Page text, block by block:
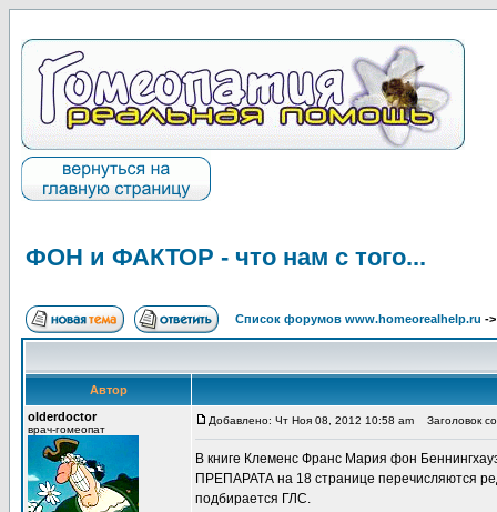
ФОН и ФАКТОР - что нам с того...
Список форумов www.homeorealhelp.ru -
Автор
olderdoctor
врач-гомеопат
Добавлено: Чт Ноя 08, 2012 10:58 am Заголовок
В книге Клеменс Франс Мария фон
ПРЕПАРАТА на 18 странице перечисляются
подбирается ГЛС.